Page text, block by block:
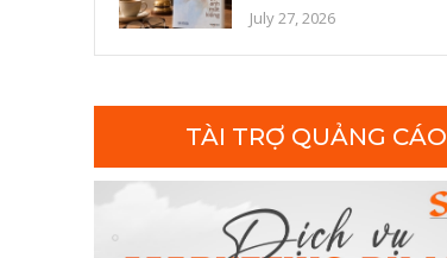
đọc để cườ...
July 27, 2026
TÀI TRỢ QUẢNG CÁO